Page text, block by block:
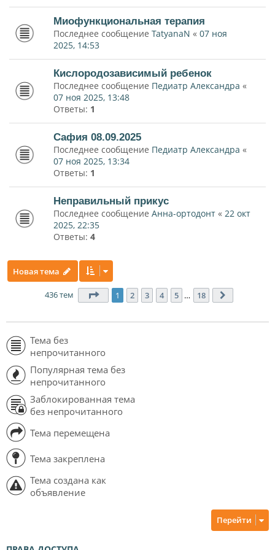
Миофункциональная терапия
Последнее сообщение TatyanaN « 07 ноя
2025, 14:53
Кислородозависимый ребенок
Последнее сообщение Педиатр Александра «
07 ноя 2025, 13:48
Ответы: 1
Сафия 08.09.2025
Последнее сообщение Педиатр Александра «
07 ноя 2025, 13:34
Ответы: 1
Неправильный прикус
Последнее сообщение Анна-ортодонт « 22 окт
2025, 22:35
Ответы: 4
Новая тема
436 тем Страница 1из 18
1 2 3 4 5 … 18
Тема без
непрочитанного
Популярная тема без
непрочитанного
Заблокированная тема
без непрочитанного
Тема перемещена
Тема закреплена
Тема создана как
объявление
Перейти